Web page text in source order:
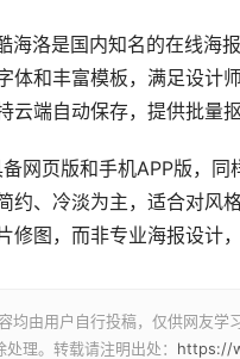
海洛是国内知名的在线海
体和丰富模板，满足设计
云端自动保存，提供批量
备网页版和手机APP版，
约、冷淡为主，适合对风
修图，而非专业海报设计
均由用户自行投稿，仅供网友
理。转载请注明出处： https://